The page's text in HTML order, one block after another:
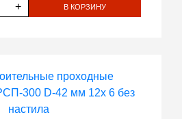
+ В КОРЗИНУ